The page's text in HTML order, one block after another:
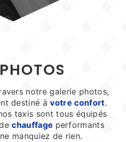
notre galerie photos,
destiné àvotre confort.
taxis sont tous équipés
chauffage performants
manquiez de rien.